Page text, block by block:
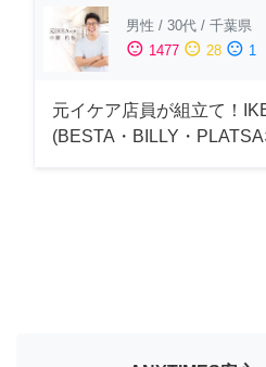
男性 / 30代 / 千葉県
sentiment_satisfied 1477 sentiment_neutral 28 sentiment_dissatisfied 1
元イケア店員が組立て！
(BESTA・BILLY・